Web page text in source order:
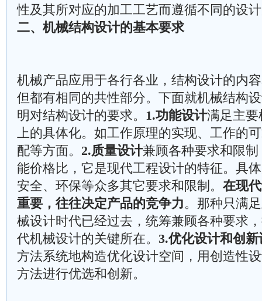
性及其所对应的加工工艺而遵循不同的设
二、机械结构设计的基本要求
机械产品应用于各行各业，结构设计的内
但都有相同的共性部分。下面就机械结构
明对结构设计的要求。 1.功能设计满足主
上的具体化。如工作原理的实现、工作的
配等方面。 2.质量设计兼顾各种要求和限
能价格比，它是现代工程设计的特征。具
安全、环保等众多其它要求和限制。 在现
重要，往往决定产品的竞争力。那种只满
械设计时代已经过去，统筹兼顾各种要求
代机械设计的关键所在。 3.优化设计和创新
方法系统地构造优化设计空间，用创造性
方法进行优选和创新。